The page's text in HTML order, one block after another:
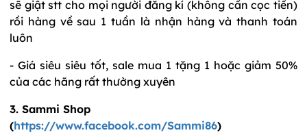
sẽ giật stt cho mọi người đăng kí (không cần cọc tiền)
rồi hàng về sau 1 tuần là nhận hàng và thanh toán
luôn
- Giá siêu siêu tốt, sale mua 1 tặng 1 hoặc giảm 50%
của các hãng rất thường xuyên
3. Sammi Shop
(https://www.facebook.com/Sammi86)